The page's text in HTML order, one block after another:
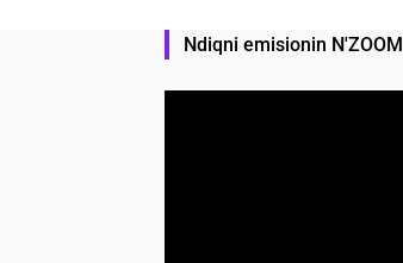
Ndiqni emisionin N'ZOOM